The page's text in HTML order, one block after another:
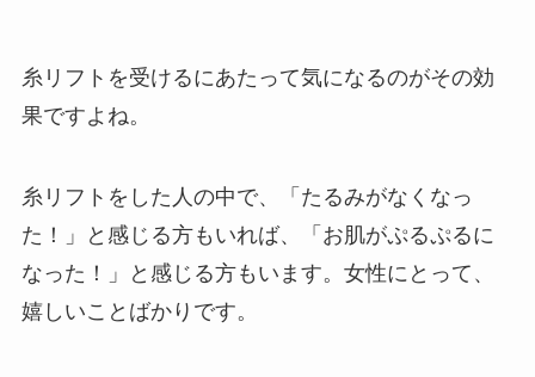
糸リフトを受けるにあたって気になるのがその効
果ですよね。
糸リフトをした人の中で、「たるみがなくなっ
た！」と感じる方もいれば、「お肌がぷるぷるに
なった！」と感じる方もいます。女性にとって、
嬉しいことばかりです。